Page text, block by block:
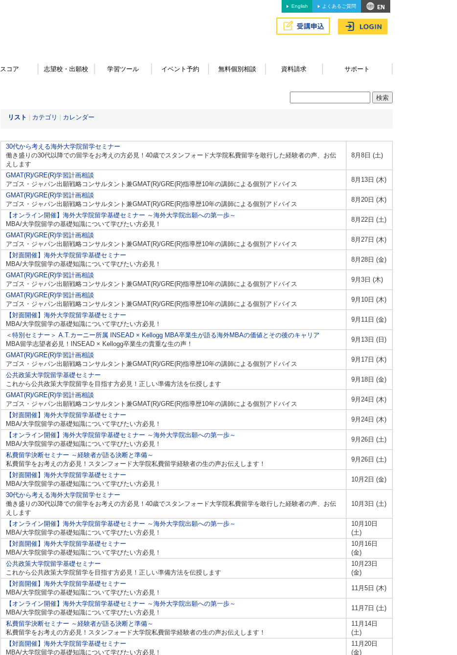
English よくあるご質問
スコア 志望校・出願校 学習ツール イベント予約 無料個別相談 資料請求 サポート
リスト カテゴリ カレンダー
30代から考える海外大学院留学セミナー
働き盛りの30代以降での留学をお考えの方必見！40歳でスタンフォード大学院私費留学を敢行した経験者の声、お伝
えします
8月8日 (土)
GMAT(R)/GRE(R)学習計画相談
アゴス・ジャパン出願戦略コンサルタント兼GMAT(R)/GRE(R)指導歴10年の講師による個別アドバイス
8月13日 (木)
GMAT(R)/GRE(R)学習計画相談
アゴス・ジャパン出願戦略コンサルタント兼GMAT(R)/GRE(R)指導歴10年の講師による個別アドバイス
8月20日 (木)
【オンライン開催】海外大学院留学基礎セミナー ～海外大学院出願への第一歩～
MBA/大学院留学の基礎知識について学びたい方必見！
8月22日 (土)
GMAT(R)/GRE(R)学習計画相談
アゴス・ジャパン出願戦略コンサルタント兼GMAT(R)/GRE(R)指導歴10年の講師による個別アドバイス
8月27日 (木)
【対面開催】海外大学院留学基礎セミナー
MBA/大学院留学の基礎知識について学びたい方必見！
8月28日 (金)
GMAT(R)/GRE(R)学習計画相談
アゴス・ジャパン出願戦略コンサルタント兼GMAT(R)/GRE(R)指導歴10年の講師による個別アドバイス
9月3日 (木)
GMAT(R)/GRE(R)学習計画相談
アゴス・ジャパン出願戦略コンサルタント兼GMAT(R)/GRE(R)指導歴10年の講師による個別アドバイス
9月10日 (木)
【対面開催】海外大学院留学基礎セミナー
MBA/大学院留学の基礎知識について学びたい方必見！
9月11日 (金)
＜特別セミナー＞ A.T.カーニー所属 INSEAD × Kellogg MBA卒業生が語る海外MBAの価値とその後のキャリア
MBA留学志望者必見！INSEAD × Kellogg卒業生の貴重な生の声！
9月13日 (日)
GMAT(R)/GRE(R)学習計画相談
アゴス・ジャパン出願戦略コンサルタント兼GMAT(R)/GRE(R)指導歴10年の講師による個別アドバイス
9月17日 (木)
公共政策大学院留学基礎セミナー
これから公共政策大学院留学を目指す方必見！正しい準備方法を伝授します
9月18日 (金)
GMAT(R)/GRE(R)学習計画相談
アゴス・ジャパン出願戦略コンサルタント兼GMAT(R)/GRE(R)指導歴10年の講師による個別アドバイス
9月24日 (木)
【対面開催】海外大学院留学基礎セミナー
MBA/大学院留学の基礎知識について学びたい方必見！
9月24日 (木)
【オンライン開催】海外大学院留学基礎セミナー ～海外大学院出願への第一歩～
MBA/大学院留学の基礎知識について学びたい方必見！
9月26日 (土)
私費留学決断セミナー ～経験者が語る決断と準備～
私費留学をお考えの方必見！スタンフォード大学院私費留学経験者の生の声お伝えします！
9月26日 (土)
【対面開催】海外大学院留学基礎セミナー
MBA/大学院留学の基礎知識について学びたい方必見！
10月2日 (金)
30代から考える海外大学院留学セミナー
働き盛りの30代以降での留学をお考えの方必見！40歳でスタンフォード大学院私費留学を敢行した経験者の声、お伝
えします
10月3日 (土)
【オンライン開催】海外大学院留学基礎セミナー ～海外大学院出願への第一歩～
MBA/大学院留学の基礎知識について学びたい方必見！
10月10日
(土)
【対面開催】海外大学院留学基礎セミナー
MBA/大学院留学の基礎知識について学びたい方必見！
10月16日
(金)
公共政策大学院留学基礎セミナー
これから公共政策大学院留学を目指す方必見！正しい準備方法を伝授します
10月23日
(金)
【対面開催】海外大学院留学基礎セミナー
MBA/大学院留学の基礎知識について学びたい方必見！
11月5日 (木)
【オンライン開催】海外大学院留学基礎セミナー ～海外大学院出願への第一歩～
MBA/大学院留学の基礎知識について学びたい方必見！
11月7日 (土)
私費留学決断セミナー ～経験者が語る決断と準備～
私費留学をお考えの方必見！スタンフォード大学院私費留学経験者の生の声お伝えします！
11月14日
(土)
【対面開催】海外大学院留学基礎セミナー
MBA/大学院留学の基礎知識について学びたい方必見！
11月20日
(金)